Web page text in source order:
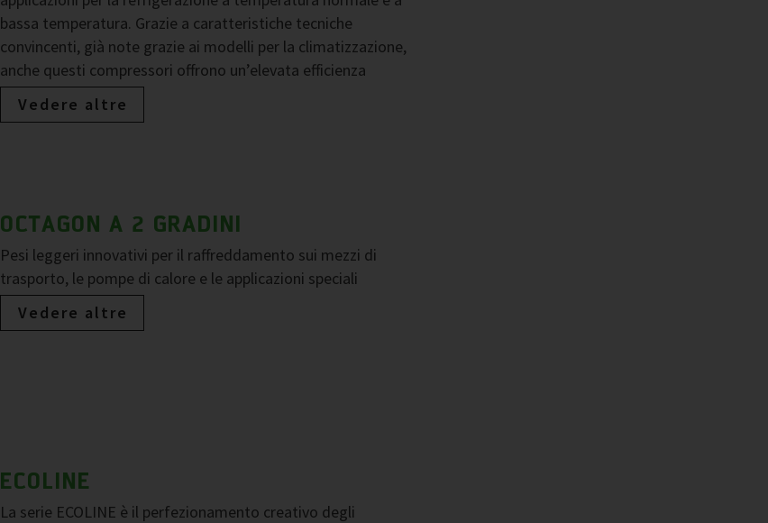
bassa temperatura. Grazie a caratteristiche tecniche
convincenti, già note grazie ai modelli per la climatizzazione,
anche questi compressori offrono un’elevata efficienza
Vedere altre
OCTAGON A 2 GRADINI
Pesi leggeri innovativi per il raffreddamento sui mezzi di
trasporto, le pompe di calore e le applicazioni speciali
Vedere altre
ECOLINE
La serie ECOLINE è il perfezionamento creativo degli